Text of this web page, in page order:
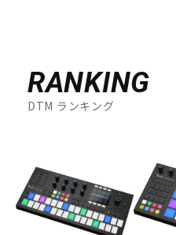
中古
RANKING
DTM ランキング